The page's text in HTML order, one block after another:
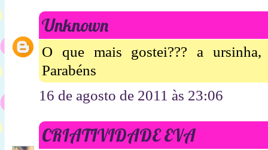
Unknown
O que mais gostei??? a
Parabéns
16 de agosto de 2011 às 23:06
CRIATIVIDADE EVA